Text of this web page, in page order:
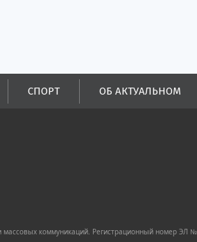
СПОРТ ОБ АКТУАЛЬНОМ
коммуникаций. Регистрационный номер ЭЛ